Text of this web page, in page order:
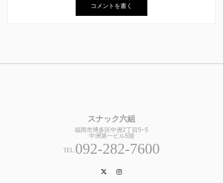
スナック六組
福岡市博多区中洲2丁目5−5
中洲第一ビル5階
TEL. 092-282-7600
Twitter